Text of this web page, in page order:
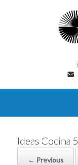
Ideas Cocina 5
← Previous